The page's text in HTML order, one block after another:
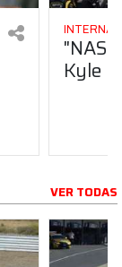
Kyle
VER TODAS